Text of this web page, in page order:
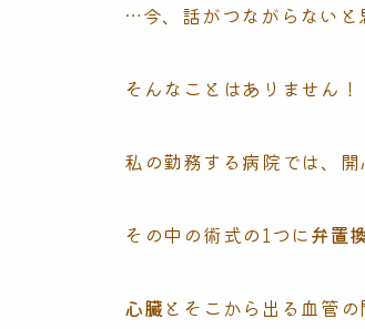
…今、話がつながらないと
そんなことはありません！
私の勤務する病院では、
その中の術式の1つに弁置
心臓とそこから出る血管